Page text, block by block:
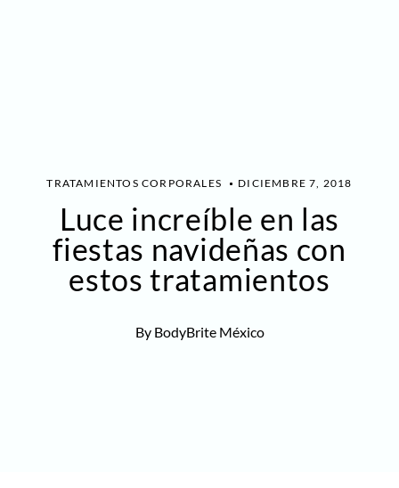
TRATAMIENTOS CORPORALES DICIEMBRE 7, 2018
Luce increíble en las
fiestas navideñas con
estos tratamientos
By BodyBrite México